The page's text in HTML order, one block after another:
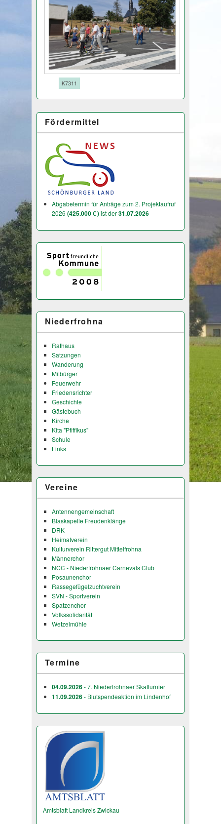
K7311
Fördermittel
Abgabetermin für Anträge zum 2. Projektaufruf
2026 (425.000 € )ist der31.07.2026
Niederfrohna
Rathaus
Satzungen
Wanderung
Mitbürger
Feuerwehr
Friedensrichter
Geschichte
Gästebuch
Kirche
Kita "Pfiffikus"
Schule
Links
Vereine
Antennengemeinschaft
Blaskapelle Freudenklänge
DRK
Heimatverein
Kulturverein Rittergut Mittelfrohna
Männerchor
NCC - Niederfrohnaer Carnevals Club
Posaunenchor
Rassegefügelzuchtverein
SVN - Sportverein
Spatzenchor
Volkssolidarität
Wetzelmühle
Termine
04.09.2026- 7. Niederfrohnaer Skatturnier
11.09.2026- Blutspendeaktion im Lindenhof
Amtsblatt Landkreis Zwickau